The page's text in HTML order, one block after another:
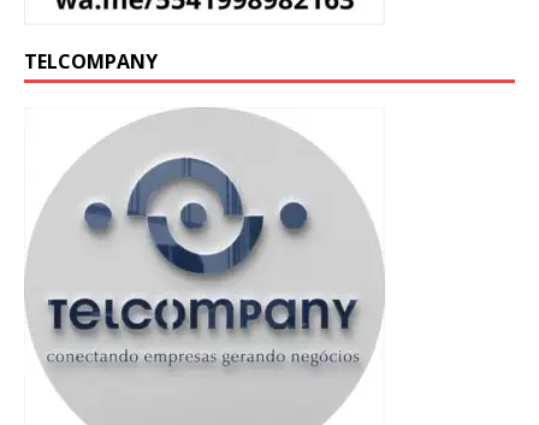
TELCOMPANY